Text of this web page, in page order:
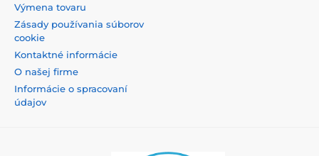
Výmena tovaru
Zásady používania súborov
cookie
Kontaktné informácie
O našej firme
Informácie o spracovaní
údajov